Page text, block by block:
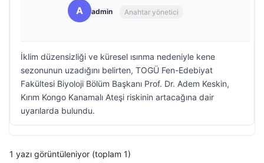
A admin Anahtar yönetici
İklim düzensizliği ve küresel ısınma nedeniyle kene
sezonunun uzadığını belirten, TOGÜ Fen-Edebiyat
Fakültesi Biyoloji Bölüm Başkanı Prof. Dr. Adem Keskin,
Kırım Kongo Kanamalı Ateşi riskinin artacağına dair
uyarılarda bulundu.
1 yazı görüntüleniyor (toplam 1)